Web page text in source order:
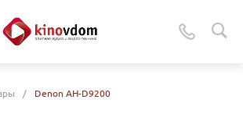
/ Denon AH-D9200